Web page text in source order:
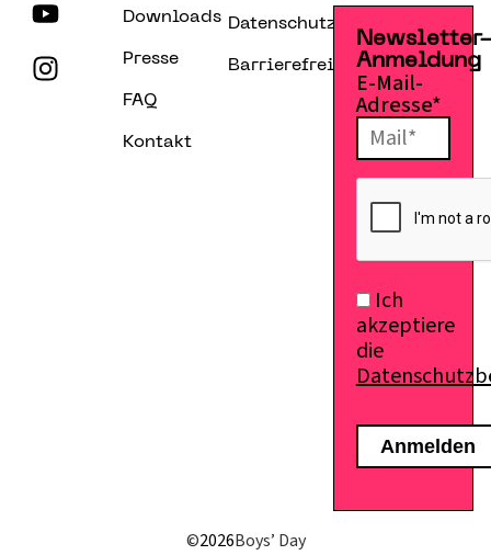
Downloads
Presse
FAQ
Kontakt
Datenschutzerklärung
Barrierefreiheitserklärung
Anmeldung
E-Mail-
Adresse*
Ich
akzeptiere
die
©2026Boys’ Day